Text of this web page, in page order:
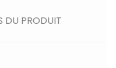
DU PRODUIT